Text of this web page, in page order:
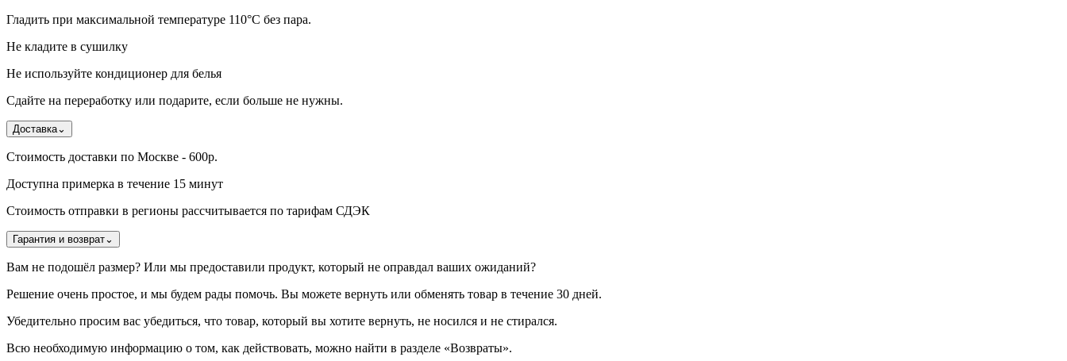
Гладить при максимальной температуре 110°С без пара.
Не кладите в сушилку
Не используйте кондиционер для белья
Сдайте на переработку или подарите, если больше не нужны.
Доставка⌄
Стоимость доставки по Москве - 600р.
Доступна примерка в течение 15 минут
Стоимость отправки в регионы рассчитывается по тарифам СДЭК
Гарантия и возврат⌄
Вам не подошёл размер? Или мы предоставили продукт, который не оправдал ваших ожиданий?
Решение очень простое, и мы будем рады помочь. Вы можете вернуть или обменять товар в течение 30 дней.
Убедительно просим вас убедиться, что товар, который вы хотите вернуть, не носился и не стирался.
Всю необходимую информацию о том, как действовать, можно найти в разделе «Возвраты».